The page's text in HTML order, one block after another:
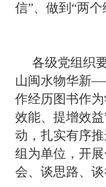
信”、做到“两个
各级党组织
山闽水物华新
作经历图书作
效能、提增效
动，扎实有序
组为单位，开
会、谈思路、